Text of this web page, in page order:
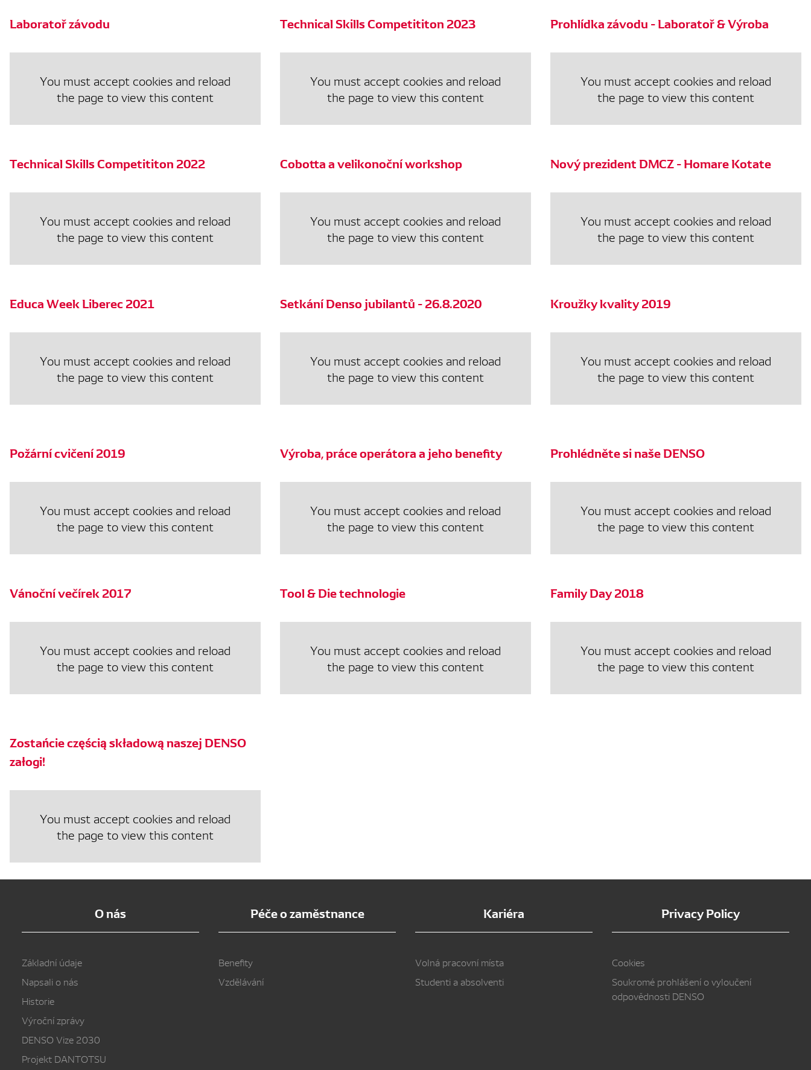
Laboratoř závodu
You must accept cookies and reload
the page to view this content
Technical Skills Competititon 2023
You must accept cookies and reload
the page to view this content
Prohlídka závodu - Laboratoř & Výroba
You must accept cookies and reload
the page to view this content
Technical Skills Competititon 2022
You must accept cookies and reload
the page to view this content
Cobotta a velikonoční workshop
You must accept cookies and reload
the page to view this content
Nový prezident DMCZ - Homare Kotate
You must accept cookies and reload
the page to view this content
Educa Week Liberec 2021
You must accept cookies and reload
the page to view this content
Setkání Denso jubilantů - 26.8.2020
You must accept cookies and reload
the page to view this content
Kroužky kvality 2019
You must accept cookies and reload
the page to view this content
Požární cvičení 2019
You must accept cookies and reload
the page to view this content
Výroba, práce operátora a jeho benefity
You must accept cookies and reload
the page to view this content
Prohlédněte si naše DENSO
You must accept cookies and reload
the page to view this content
Vánoční večírek 2017
You must accept cookies and reload
the page to view this content
Tool & Die technologie
You must accept cookies and reload
the page to view this content
Family Day 2018
You must accept cookies and reload
the page to view this content
Zostańcie częścią składową naszej DENSO
załogi!
You must accept cookies and reload
the page to view this content
O nás
Základní údaje
Napsali o nás
Historie
Výroční zprávy
DENSO Vize 2030
Projekt DANTOTSU
Péče o zaměstnance
Benefity
Vzdělávání
Kariéra
Volná pracovní místa
Studenti a absolventi
Privacy Policy
Cookies
Soukromé prohlášení o vyloučení
odpovědnosti DENSO